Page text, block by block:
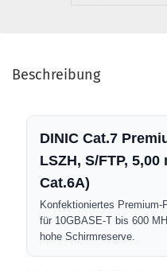
Beschreibung
DINIC Cat.7
LSZH, S/FTP,
Cat.6A)
Konfektioniertes
für 10GBASE-T bis 600
hohe Schirmreserve.